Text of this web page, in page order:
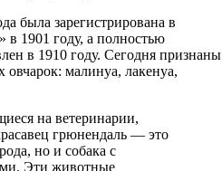
была зарегистрирована в
в 1901 году, а полностью
в 1910 году. Сегодня признаны
малинуа, лакенуа,
на ветеринарии,
грюнендаль — это
но и собака с
Эти животные